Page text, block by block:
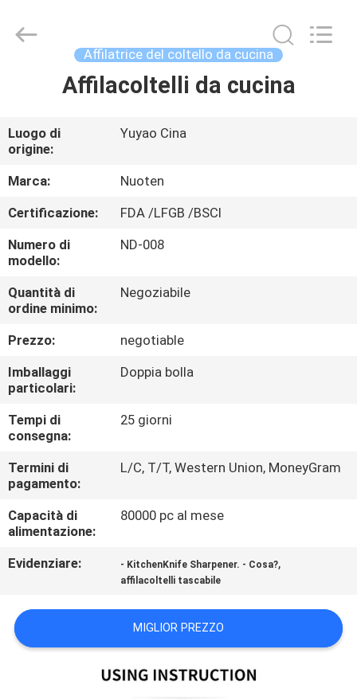
CASA.
PRODOTTI
VIDEO
SU
DI
NOI
VISITA
DELLA
FABBRICA
CONTROLLO
DELLA
CONTATTACI
NOTIZIE
CASI
Norton
Electric
Affilatrice del coltello da cucina
Affilacoltelli da cucina
Luogo di
origine:
Yuyao Cina
Marca:
Nuoten
Certificazione:
FDA /LFGB /BSCI
Numero di
modello:
ND-008
Quantità di
ordine minimo:
Negoziabile
Prezzo:
negotiable
Imballaggi
particolari:
Doppia bolla
Tempi di
consegna:
25 giorni
Termini di
pagamento:
L/C, T/T, Western Union, MoneyGram
Capacità di
alimentazione:
80000 pc al mese
Evidenziare: - KitchenKnife Sharpener. - Cosa?,
affilacoltelli tascabile
MIGLIOR PREZZO